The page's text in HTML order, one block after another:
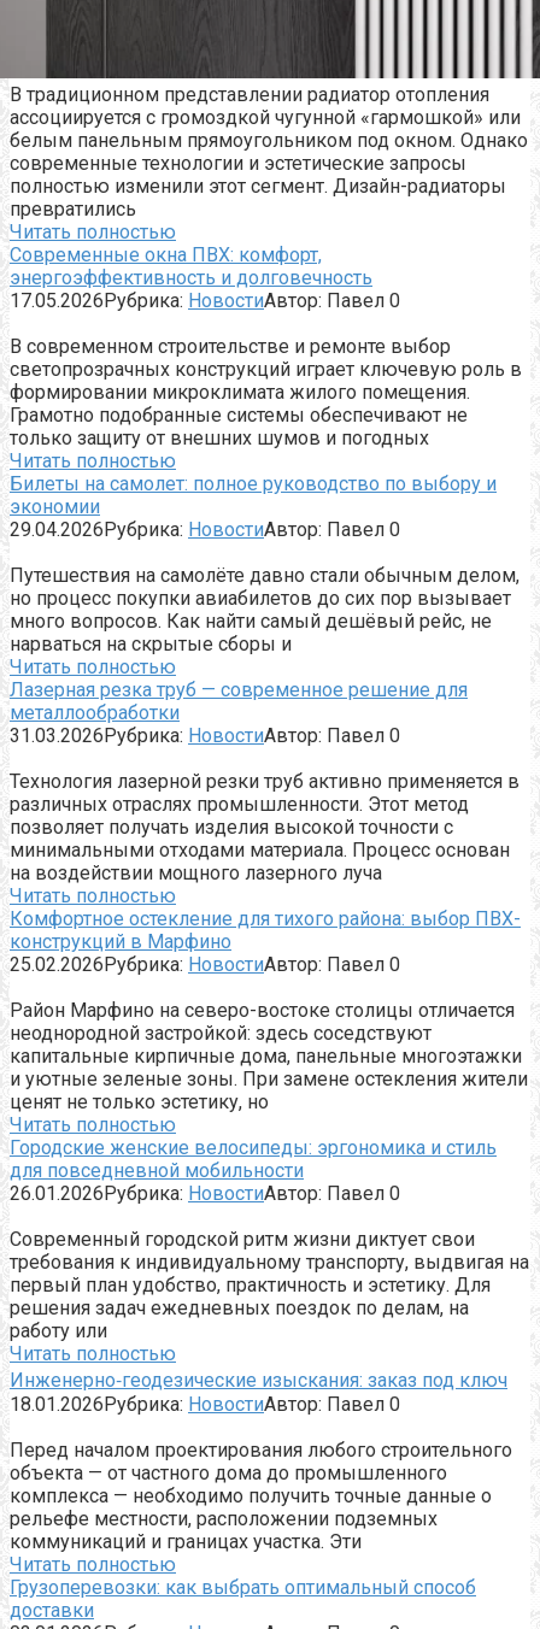
В традиционном представлении радиатор отопления
ассоциируется с громоздкой чугунной «гармошкой» или
белым панельным прямоугольником под окном. Однако
современные технологии и эстетические запросы
полностью изменили этот сегмент. Дизайн-радиаторы
превратились
Читать полностью
Современные окна ПВХ: комфорт,
энергоэффективность и долговечность
17.05.2026Рубрика: НовостиАвтор: Павел 0
В современном строительстве и ремонте выбор
светопрозрачных конструкций играет ключевую роль в
формировании микроклимата жилого помещения.
Грамотно подобранные системы обеспечивают не
только защиту от внешних шумов и погодных
Читать полностью
Билеты на самолет: полное руководство по выбору и
экономии
29.04.2026Рубрика: НовостиАвтор: Павел 0
Путешествия на самолёте давно стали обычным делом,
но процесс покупки авиабилетов до сих пор вызывает
много вопросов. Как найти самый дешёвый рейс, не
нарваться на скрытые сборы и
Читать полностью
Лазерная резка труб — современное решение для
металлообработки
31.03.2026Рубрика: НовостиАвтор: Павел 0
Технология лазерной резки труб активно применяется в
различных отраслях промышленности. Этот метод
позволяет получать изделия высокой точности с
минимальными отходами материала. Процесс основан
на воздействии мощного лазерного луча
Читать полностью
Комфортное остекление для тихого района: выбор ПВХ-
конструкций в Марфино
25.02.2026Рубрика: НовостиАвтор: Павел 0
Район Марфино на северо-востоке столицы отличается
неоднородной застройкой: здесь соседствуют
капитальные кирпичные дома, панельные многоэтажки
и уютные зеленые зоны. При замене остекления жители
ценят не только эстетику, но
Читать полностью
Городские женские велосипеды: эргономика и стиль
для повседневной мобильности
26.01.2026Рубрика: НовостиАвтор: Павел 0
Современный городской ритм жизни диктует свои
требования к индивидуальному транспорту, выдвигая на
первый план удобство, практичность и эстетику. Для
решения задач ежедневных поездок по делам, на
работу или
Читать полностью
Инженерно‑геодезические изыскания: заказ под ключ
18.01.2026Рубрика: НовостиАвтор: Павел 0
Перед началом проектирования любого строительного
объекта — от частного дома до промышленного
комплекса — необходимо получить точные данные о
рельефе местности, расположении подземных
коммуникаций и границах участка. Эти
Читать полностью
Грузоперевозки: как выбрать оптимальный способ
доставки